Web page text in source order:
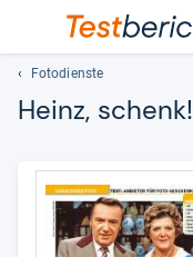
Fotodienste
Heinz, schenk!